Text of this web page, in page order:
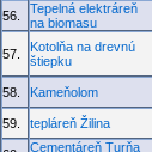
56.
Tepelná elektráreň
na biomasu
57.
Kotolňa na drevnú
štiepku
58. Kameňolom
59. tepláreň Žilina
Cementáreň Turňa